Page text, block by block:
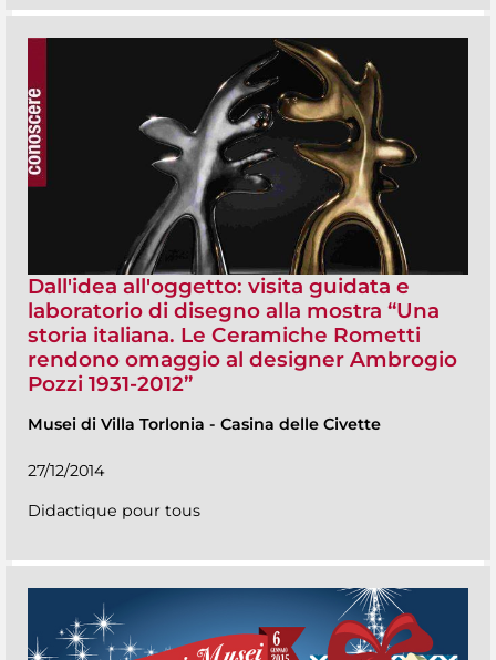
Dall'idea all'oggetto: visita guidata e
laboratorio di disegno alla mostra “Una
storia italiana. Le Ceramiche Rometti
rendono omaggio al designer Ambrogio
Pozzi 1931-2012”
Musei di Villa Torlonia - Casina delle Civette
27/12/2014
Didactique pour tous